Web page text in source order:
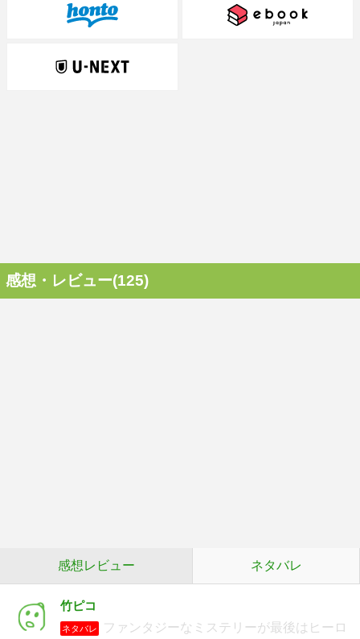
感想・レビュー(125)
感想レビュー ネタバレ
竹ピコ
ネタバレ
ファンタジーなミステリーが最後はヒーロ